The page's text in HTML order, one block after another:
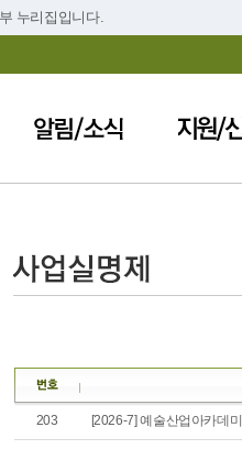
누리집입니다.
203 [2026-7] 예술산업아카데